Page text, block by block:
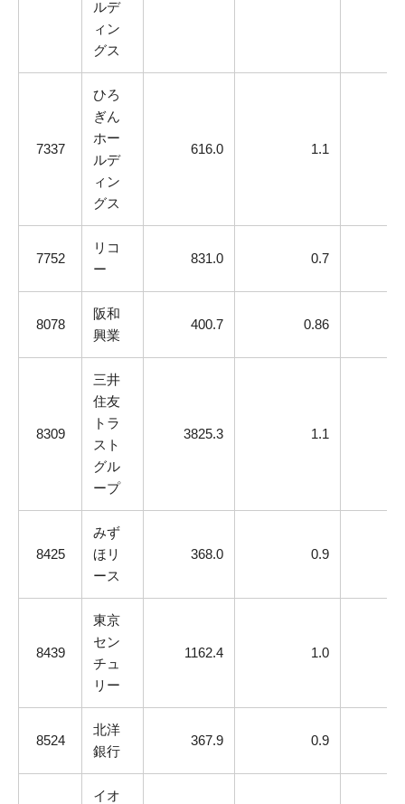
ルデ
ィン
グス
7337
ひろ
ぎん
ホー
ルデ
ィン
グス
616.0 1.1
7752
リコ
ー
831.0 0.7
8078
阪和
興業
400.7 0.86
8309
三井
住友
トラ
スト
グル
ープ
3825.3 1.1
8425
みず
ほリ
ース
368.0 0.9
8439
東京
セン
チュ
リー
1162.4 1.0
8524
北洋
銀行
367.9 0.9
イオ